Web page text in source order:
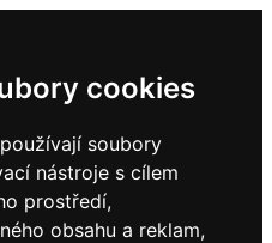
cookies
soubory
nástroje s cílem
prostředí,
obsahu a reklam,